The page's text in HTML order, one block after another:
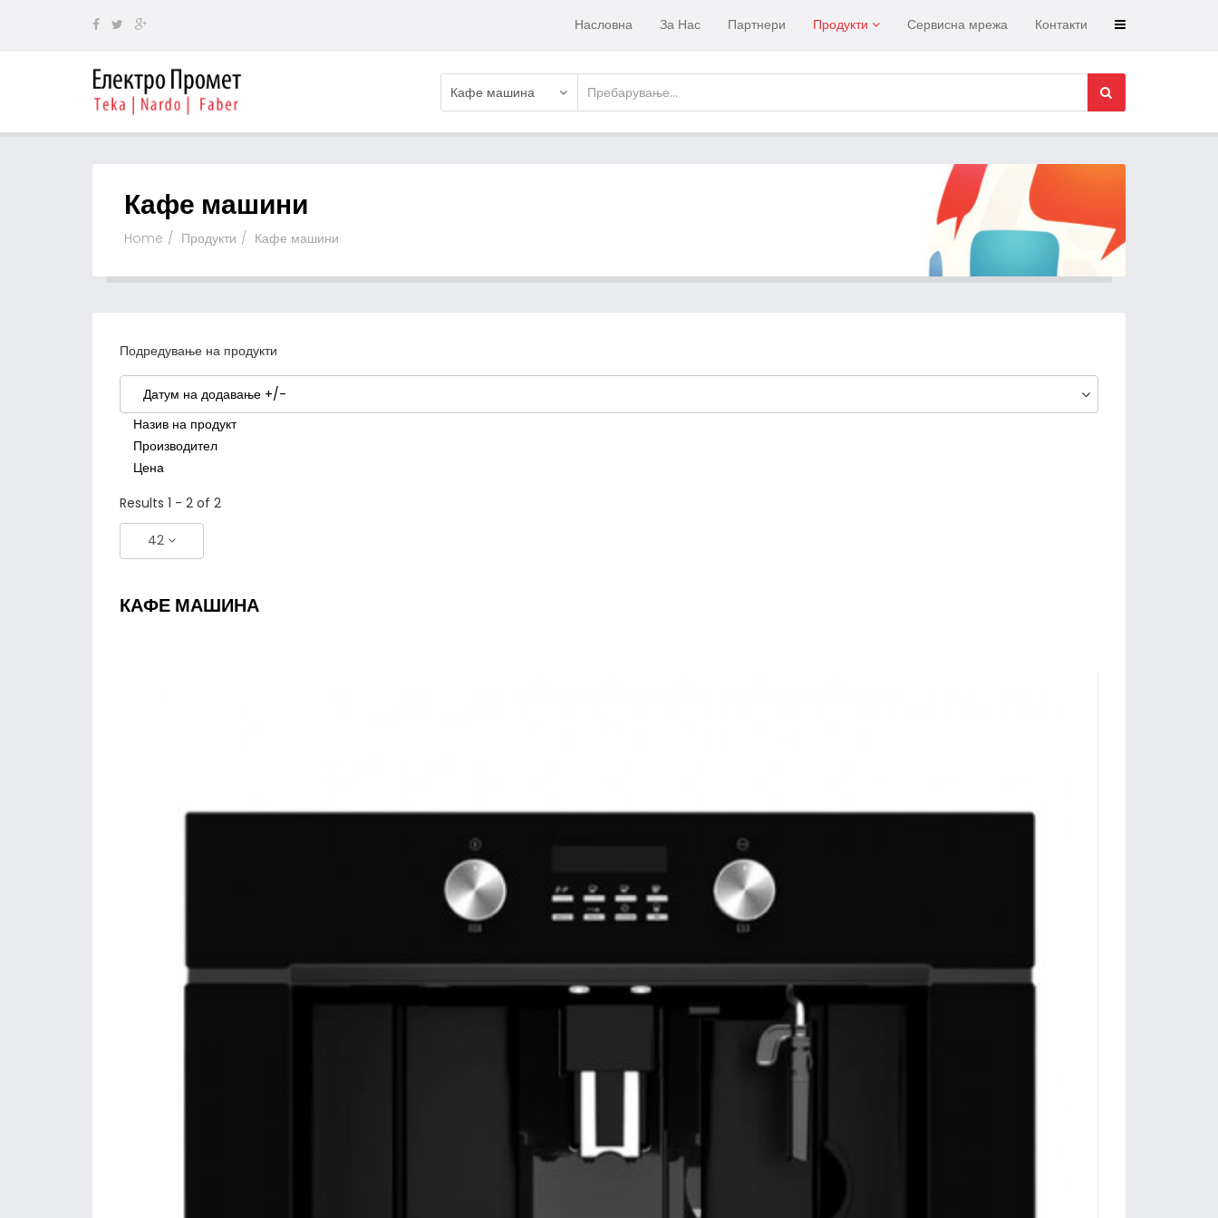
Насловна За Нас Партнери Продукти Сервисна мрежа Контакти
Кафе машина
Кафе машини
Home Продукти Кафе машини
Подредување на продукти
Датум на додавање +/-
Назив на продукт
Производител
Цена
Results 1 - 2 of 2
42
КАФЕ МАШИНА